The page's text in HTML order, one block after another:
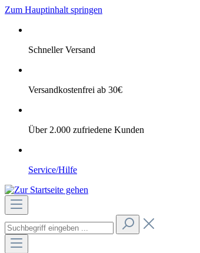
Zum Hauptinhalt springen
Schneller Versand
Versandkostenfrei ab 30€
Über 2.000 zufriedene Kunden
Service/Hilfe